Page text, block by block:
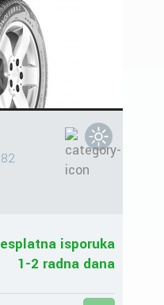
isporuka
1-2 radna dana